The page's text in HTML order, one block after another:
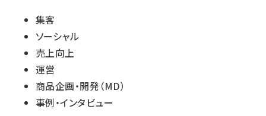
集客
ソーシャル
売上向上
運営
商品企画・開発（MD）
事例・インタビュー